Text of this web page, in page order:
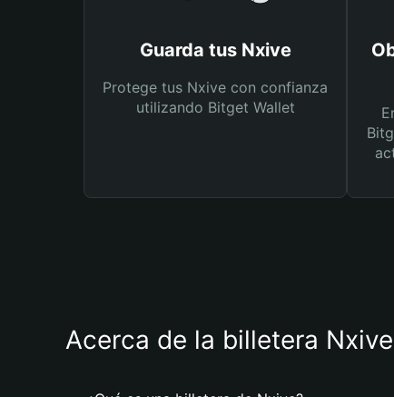
Guarda tus Nxive
Protege tus Nxive con confianza
utilizando Bitget Wallet
Acerca de la billetera Nxive